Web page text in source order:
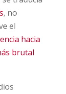
, no
el
hacia
brutal